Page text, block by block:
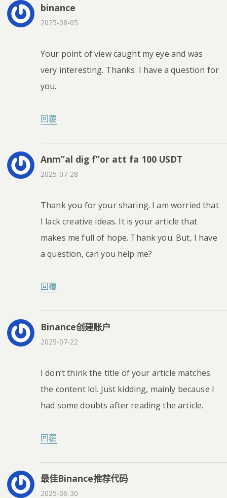
binance
2025-08-05
Your point of view caught my eye and was
very interesting. Thanks. I have a question for
you.
回覆
Anm”al dig f”or att fa 100 USDT
2025-07-28
Thank you for your sharing. I am worried that
I lack creative ideas. It is your article that
makes me full of hope. Thank you. But, I have
a question, can you help me?
回覆
Binance创建账户
2025-07-22
I don’t think the title of your article matches
the content lol. Just kidding, mainly because I
had some doubts after reading the article.
回覆
最佳Binance推荐代码
2025-06-30